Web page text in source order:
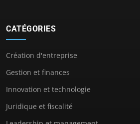
CATÉGORIES
Création d'entreprise
Gestion et finances
Innovation et technologie
Juridique et fiscalité